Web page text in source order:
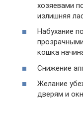
хозяевами
излишняя
Набухание
кошка
Снижение
Желание
дверям и